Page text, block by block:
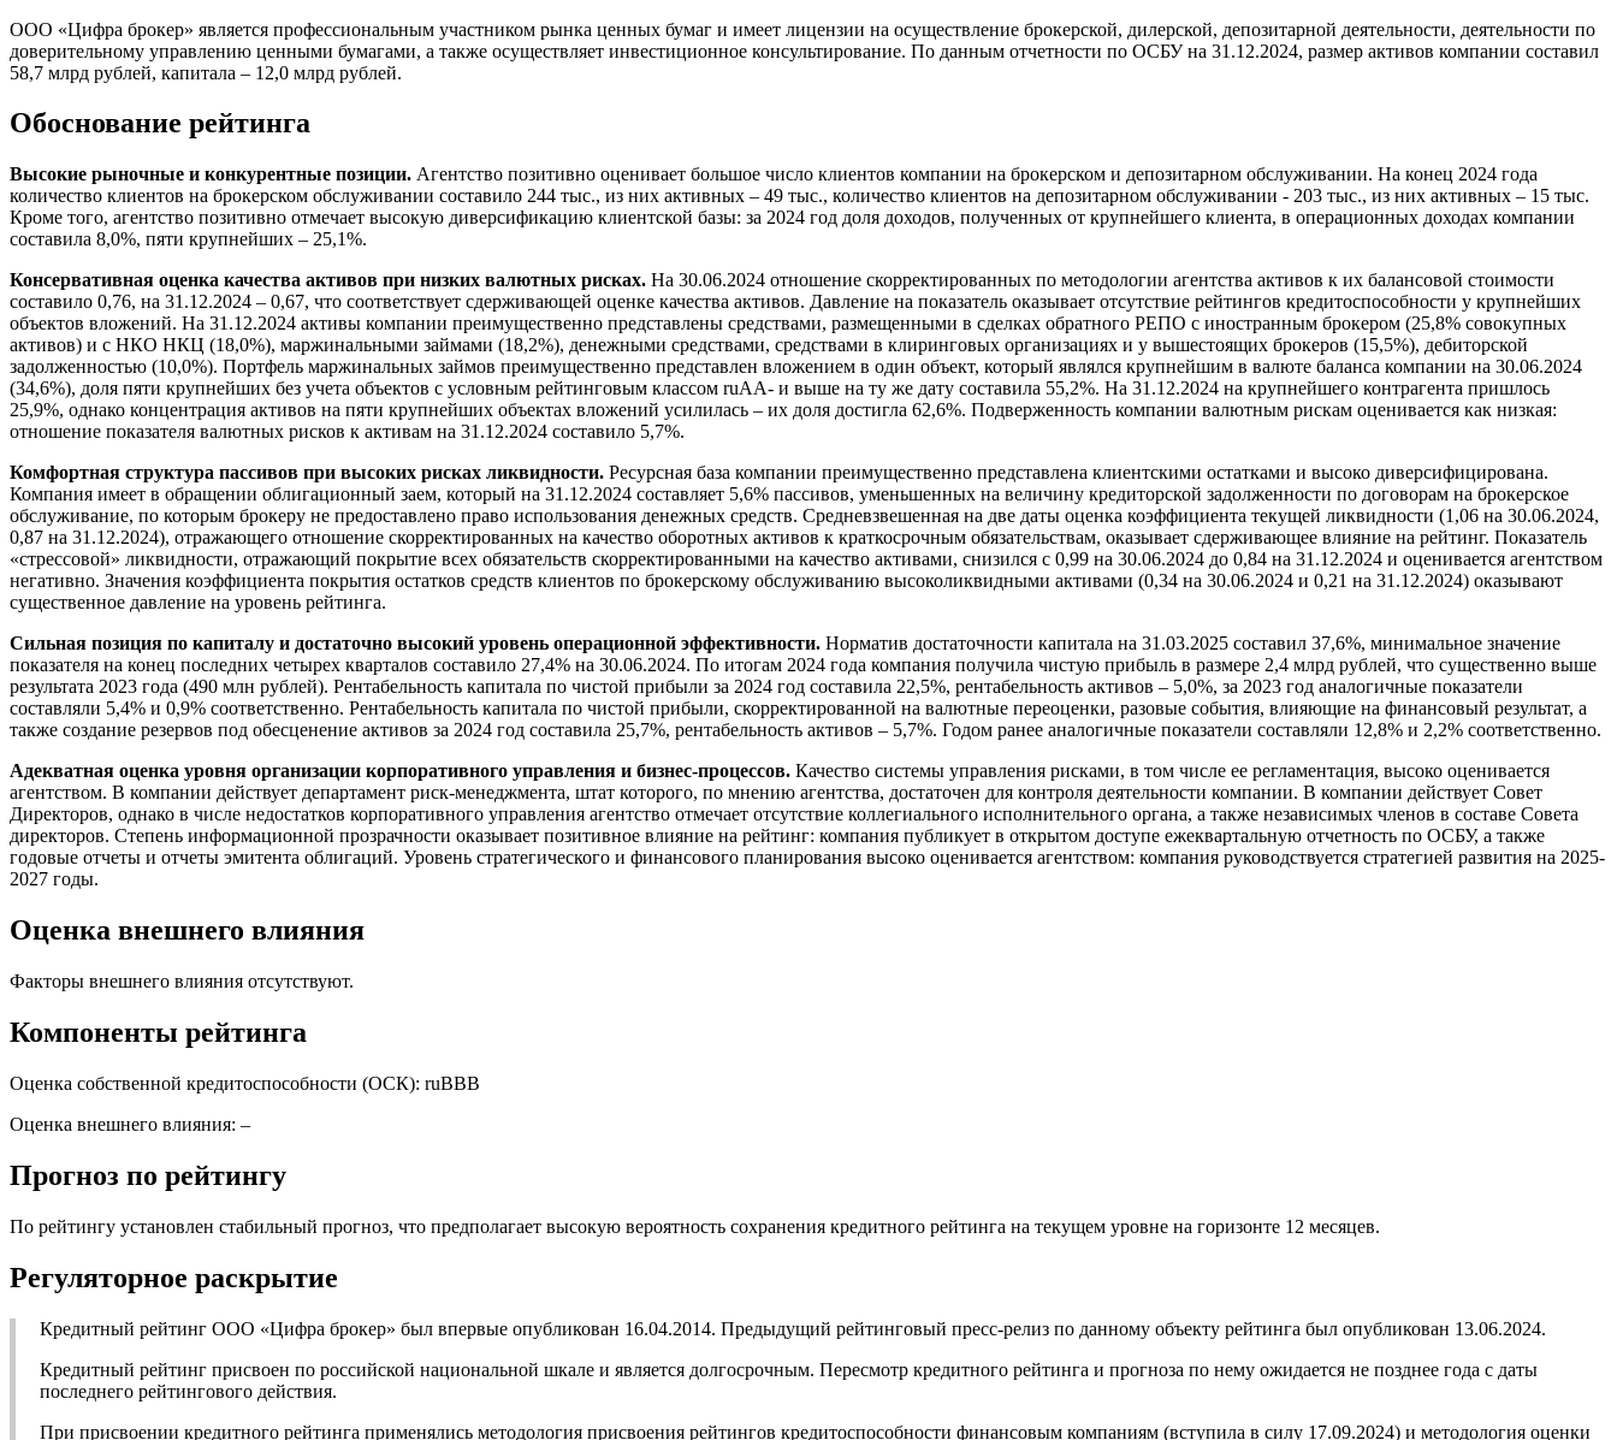
ООО «Цифра брокер» является профессиональным участником рынка ценных бумаг и имеет лицензии на осуществление брокерской, дилерской, депозитарной деятельности, деятельности по
доверительному управлению ценными бумагами, а также осуществляет инвестиционное консультирование. По данным отчетности по ОСБУ на 31.12.2024, размер активов компании составил
58,7 млрд рублей, капитала – 12,0 млрд рублей.
Обоснование рейтинга
Высокие рыночные и конкурентные позиции. Агентство позитивно оценивает большое число клиентов компании на брокерском и депозитарном обслуживании. На конец 2024 года
количество клиентов на брокерском обслуживании составило 244 тыс., из них активных – 49 тыс., количество клиентов на депозитарном обслуживании - 203 тыс., из них активных – 15 тыс.
Кроме того, агентство позитивно отмечает высокую диверсификацию клиентской базы: за 2024 год доля доходов, полученных от крупнейшего клиента, в операционных доходах компании
составила 8,0%, пяти крупнейших – 25,1%.
Консервативная оценка качества активов при низких валютных рисках. На 30.06.2024 отношение скорректированных по методологии агентства активов к их балансовой стоимости
составило 0,76, на 31.12.2024 – 0,67, что соответствует сдерживающей оценке качества активов. Давление на показатель оказывает отсутствие рейтингов кредитоспособности у крупнейших
объектов вложений. На 31.12.2024 активы компании преимущественно представлены средствами, размещенными в сделках обратного РЕПО с иностранным брокером (25,8% совокупных
активов) и с НКО НКЦ (18,0%), маржинальными займами (18,2%), денежными средствами, средствами в клиринговых организациях и у вышестоящих брокеров (15,5%), дебиторской
задолженностью (10,0%). Портфель маржинальных займов преимущественно представлен вложением в один объект, который являлся крупнейшим в валюте баланса компании на 30.06.2024
(34,6%), доля пяти крупнейших без учета объектов с условным рейтинговым классом ruAA- и выше на ту же дату составила 55,2%. На 31.12.2024 на крупнейшего контрагента пришлось
25,9%, однако концентрация активов на пяти крупнейших объектах вложений усилилась – их доля достигла 62,6%. Подверженность компании валютным рискам оценивается как низкая:
отношение показателя валютных рисков к активам на 31.12.2024 составило 5,7%.
Комфортная структура пассивов при высоких рисках ликвидности. Ресурсная база компании преимущественно представлена клиентскими остатками и высоко диверсифицирована.
Компания имеет в обращении облигационный заем, который на 31.12.2024 составляет 5,6% пассивов, уменьшенных на величину кредиторской задолженности по договорам на брокерское
обслуживание, по которым брокеру не предоставлено право использования денежных средств. Средневзвешенная на две даты оценка коэффициента текущей ликвидности (1,06 на 30.06.2024,
0,87 на 31.12.2024), отражающего отношение скорректированных на качество оборотных активов к краткосрочным обязательствам, оказывает сдерживающее влияние на рейтинг. Показатель
«стрессовой» ликвидности, отражающий покрытие всех обязательств скорректированными на качество активами, снизился с 0,99 на 30.06.2024 до 0,84 на 31.12.2024 и оценивается агентством
негативно. Значения коэффициента покрытия остатков средств клиентов по брокерскому обслуживанию высоколиквидными активами (0,34 на 30.06.2024 и 0,21 на 31.12.2024) оказывают
существенное давление на уровень рейтинга.
Сильная позиция по капиталу и достаточно высокий уровень операционной эффективности. Норматив достаточности капитала на 31.03.2025 составил 37,6%, минимальное значение
показателя на конец последних четырех кварталов составило 27,4% на 30.06.2024. По итогам 2024 года компания получила чистую прибыль в размере 2,4 млрд рублей, что существенно выше
результата 2023 года (490 млн рублей). Рентабельность капитала по чистой прибыли за 2024 год составила 22,5%, рентабельность активов – 5,0%, за 2023 год аналогичные показатели
составляли 5,4% и 0,9% соответственно. Рентабельность капитала по чистой прибыли, скорректированной на валютные переоценки, разовые события, влияющие на финансовый результат, а
также создание резервов под обесценение активов за 2024 год составила 25,7%, рентабельность активов – 5,7%. Годом ранее аналогичные показатели составляли 12,8% и 2,2% соответственно.
Адекватная оценка уровня организации корпоративного управления и бизнес-процессов. Качество системы управления рисками, в том числе ее регламентация, высоко оценивается
агентством. В компании действует департамент риск-менеджмента, штат которого, по мнению агентства, достаточен для контроля деятельности компании. В компании действует Совет
Директоров, однако в числе недостатков корпоративного управления агентство отмечает отсутствие коллегиального исполнительного органа, а также независимых членов в составе Совета
директоров. Степень информационной прозрачности оказывает позитивное влияние на рейтинг: компания публикует в открытом доступе ежеквартальную отчетность по ОСБУ, а также
годовые отчеты и отчеты эмитента облигаций. Уровень стратегического и финансового планирования высоко оценивается агентством: компания руководствуется стратегией развития на 2025-
2027 годы.
Оценка внешнего влияния
Факторы внешнего влияния отсутствуют.
Компоненты рейтинга
Оценка собственной кредитоспособности (ОСК): ruВВВ
Оценка внешнего влияния: –
Прогноз по рейтингу
По рейтингу установлен стабильный прогноз, что предполагает высокую вероятность сохранения кредитного рейтинга на текущем уровне на горизонте 12 месяцев.
Регуляторное раскрытие
Кредитный рейтинг ООО «Цифра брокер» был впервые опубликован 16.04.2014. Предыдущий рейтинговый пресс-релиз по данному объекту рейтинга был опубликован 13.06.2024.
Кредитный рейтинг присвоен по российской национальной шкале и является долгосрочным. Пересмотр кредитного рейтинга и прогноза по нему ожидается не позднее года с даты
последнего рейтингового действия.
При присвоении кредитного рейтинга применялись методология присвоения рейтингов кредитоспособности финансовым компаниям (вступила в силу 17.09.2024) и методология оценки